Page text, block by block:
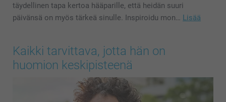
täydellinen tapa kertoa hääparille, että heidän suuri
päivänsä on myös tärkeä sinulle. Inspiroidu mon… Lisää
Kaikki tarvittava, jotta hän on
huomion keskipisteenä